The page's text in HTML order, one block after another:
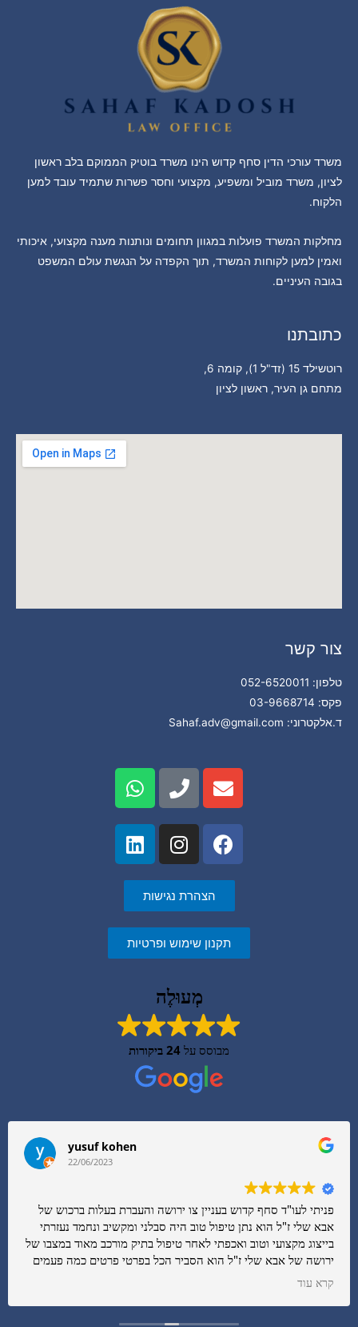
משרד עורכי הדין סחף קדוש הינו משרד בוטיק הממוקם בלב ראשון
לציון, משרד מוביל ומשפיע, מקצועי וחסר פשרות שתמיד עובד למען
הלקוח.
מחלקות המשרד פועלות במגוון תחומים ונותנות מענה מקצועי, איכותי
ואמין למען לקוחות המשרד, תוך הקפדה על הנגשת עולם המשפט
בגובה העיניים.
כתובתנו
רוטשילד 15 (זד"ל 1), קומה 6,
מתחם גן העיר, ראשון לציון
צור קשר
טלפון: 052-6520011
פקס: 03-9668714
ד.אלקטרוני: Sahaf.adv@gmail.com
הצהרת נגישות
תקנון שימוש ופרטיות
מְעוּלֶה
מבוסס על 24 ביקורות
yusuf kohen
22/06/2023
פניתי לעו"ד סחף קדוש בעניין צו ירושה והעברת בעלות ברכוש של
אבא שלי ז"ל הוא נתן טיפול טוב היה סבלני ומקשיב ונחמד נעזרתי
בייצוג מקצועי וטוב ואכפתי לאחר טיפול בתיק מורכב מאוד במצבו של
ירושה של אבא שלי ז"ל הוא הסביר הכל בפרטי פרטים כמה פעמים
התנהג בצורה מאוד מתחשבת והוגנת במצבו הכי עדין ושבור משפחה
שלנו ניסה לעזור התחשב.
קרא עוד